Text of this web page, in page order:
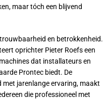
maar tóch een blijvend
en betrokkenheid.
oprichter Pieter Roefs een
dat installateurs en
Prontec biedt. De
met jarenlange ervaring, maakt
die professioneel met